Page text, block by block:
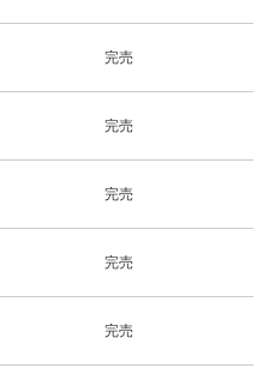
完売
完売
完売
完売
完売